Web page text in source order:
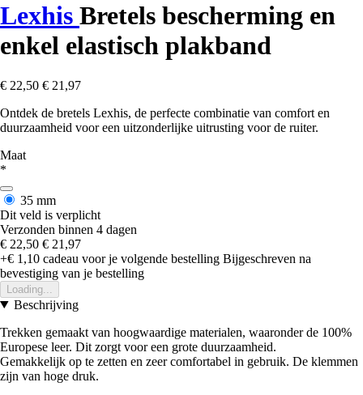
Lexhis Bretels bescherming en
enkel elastisch plakband
€ 22,50 € 21,97
Ontdek de bretels Lexhis, de perfecte combinatie van comfort en
duurzaamheid voor een uitzonderlijke uitrusting voor de ruiter.
Maat
*
35 mm
Dit veld is verplicht
Verzonden binnen 4 dagen
€ 22,50 € 21,97
+€ 1,10 cadeau voor je volgende bestelling Bijgeschreven na
bevestiging van je bestelling
Loading...
Beschrijving
Trekken gemaakt van hoogwaardige materialen, waaronder de 100%
Europese leer. Dit zorgt voor een grote duurzaamheid.
Gemakkelijk op te zetten en zeer comfortabel in gebruik. De klemmen
zijn van hoge druk.